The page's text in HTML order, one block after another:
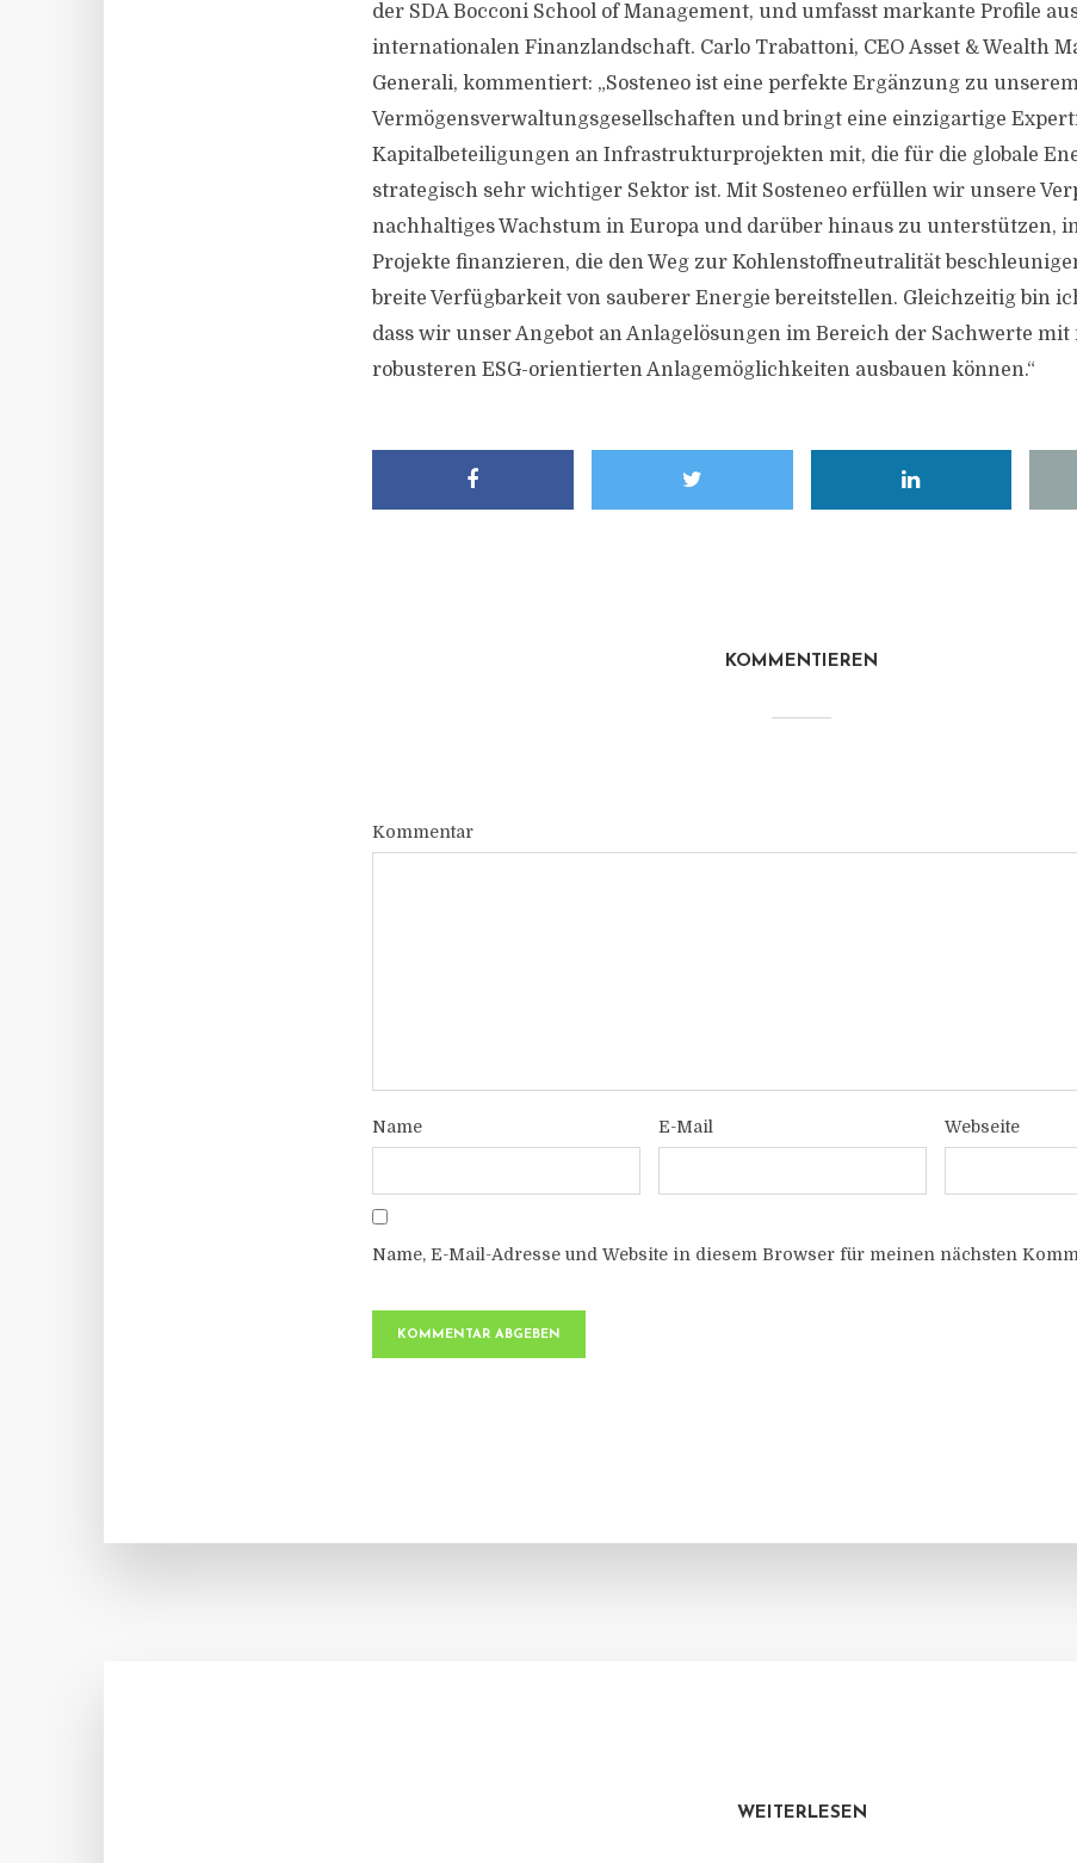
der SDA Bocconi School of Management, und umfasst markante Profile
internationalen Finanzlandschaft. Carlo Trabattoni, CEO Asset & Wealth
Generali, kommentiert: „Sosteneo ist eine perfekte Ergänzung zu
Vermögensverwaltungsgesellschaften und bringt eine einzigartige
Kapitalbeteiligungen an Infrastrukturprojekten mit, die für die globale
strategisch sehr wichtiger Sektor ist. Mit Sosteneo erfüllen wir unsere
nachhaltiges Wachstum in Europa und darüber hinaus zu unterstützen,
Projekte finanzieren, die den Weg zur Kohlenstoffneutralität
breite Verfügbarkeit von sauberer Energie bereitstellen. Gleichzeitig bin
dass wir unser Angebot an Anlagelösungen im Bereich der Sachwerte mit
robusteren ESG-orientierten Anlagemöglichkeiten ausbauen können.“
KOMMENTIEREN
Kommentar
Name E-Mail Webseite
Name, E-Mail-Adresse und Website in diesem Browser für meinen nächsten
WEITERLESEN